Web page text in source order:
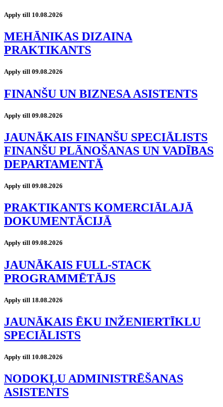
Apply till 10.08.2026
MEHĀNIKAS DIZAINA
PRAKTIKANTS
Apply till 09.08.2026
FINANŠU UN BIZNESA ASISTENTS
Apply till 09.08.2026
JAUNĀKAIS FINANŠU SPECIĀLISTS
FINANŠU PLĀNOŠANAS UN VADĪBAS
DEPARTAMENTĀ
Apply till 09.08.2026
PRAKTIKANTS KOMERCIĀLAJĀ
DOKUMENTĀCIJĀ
Apply till 09.08.2026
JAUNĀKAIS FULL-STACK
PROGRAMMĒTĀJS
Apply till 18.08.2026
JAUNĀKAIS ĒKU INŽENIERTĪKLU
SPECIĀLISTS
Apply till 10.08.2026
NODOKĻU ADMINISTRĒŠANAS
ASISTENTS